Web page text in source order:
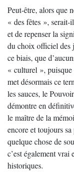
Peut-être, alors que
« des fêtes »,
et de repenser la
du choix officiel des
ce biais, que
« culturel », puisque
met désormais ce
les sauces, le Pouvoir
démontre en
le maître de la
encore et toujours
quelque chose de
c’est également vrai
historiques.